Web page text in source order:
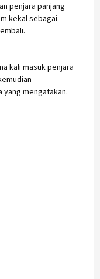
penjara panjang
kekal sebagai
kali masuk penjara
yang mengatakan.